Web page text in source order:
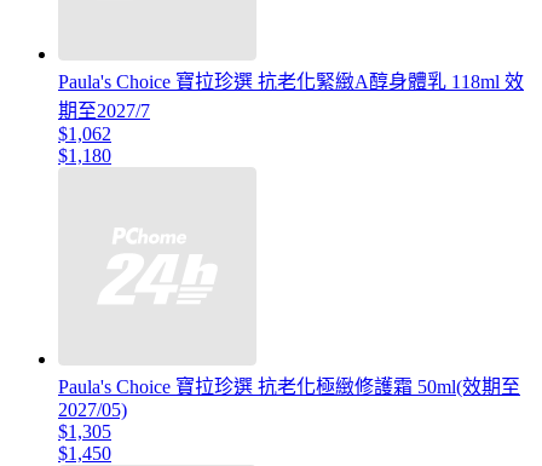
Paula's Choice 寶拉珍選 抗老化緊緻A醇身體乳 118ml 效
期至2027/7
$1,062
$1,180
Paula's Choice 寶拉珍選 抗老化極緻修護霜 50ml(效期至
2027/05)
$1,305
$1,450